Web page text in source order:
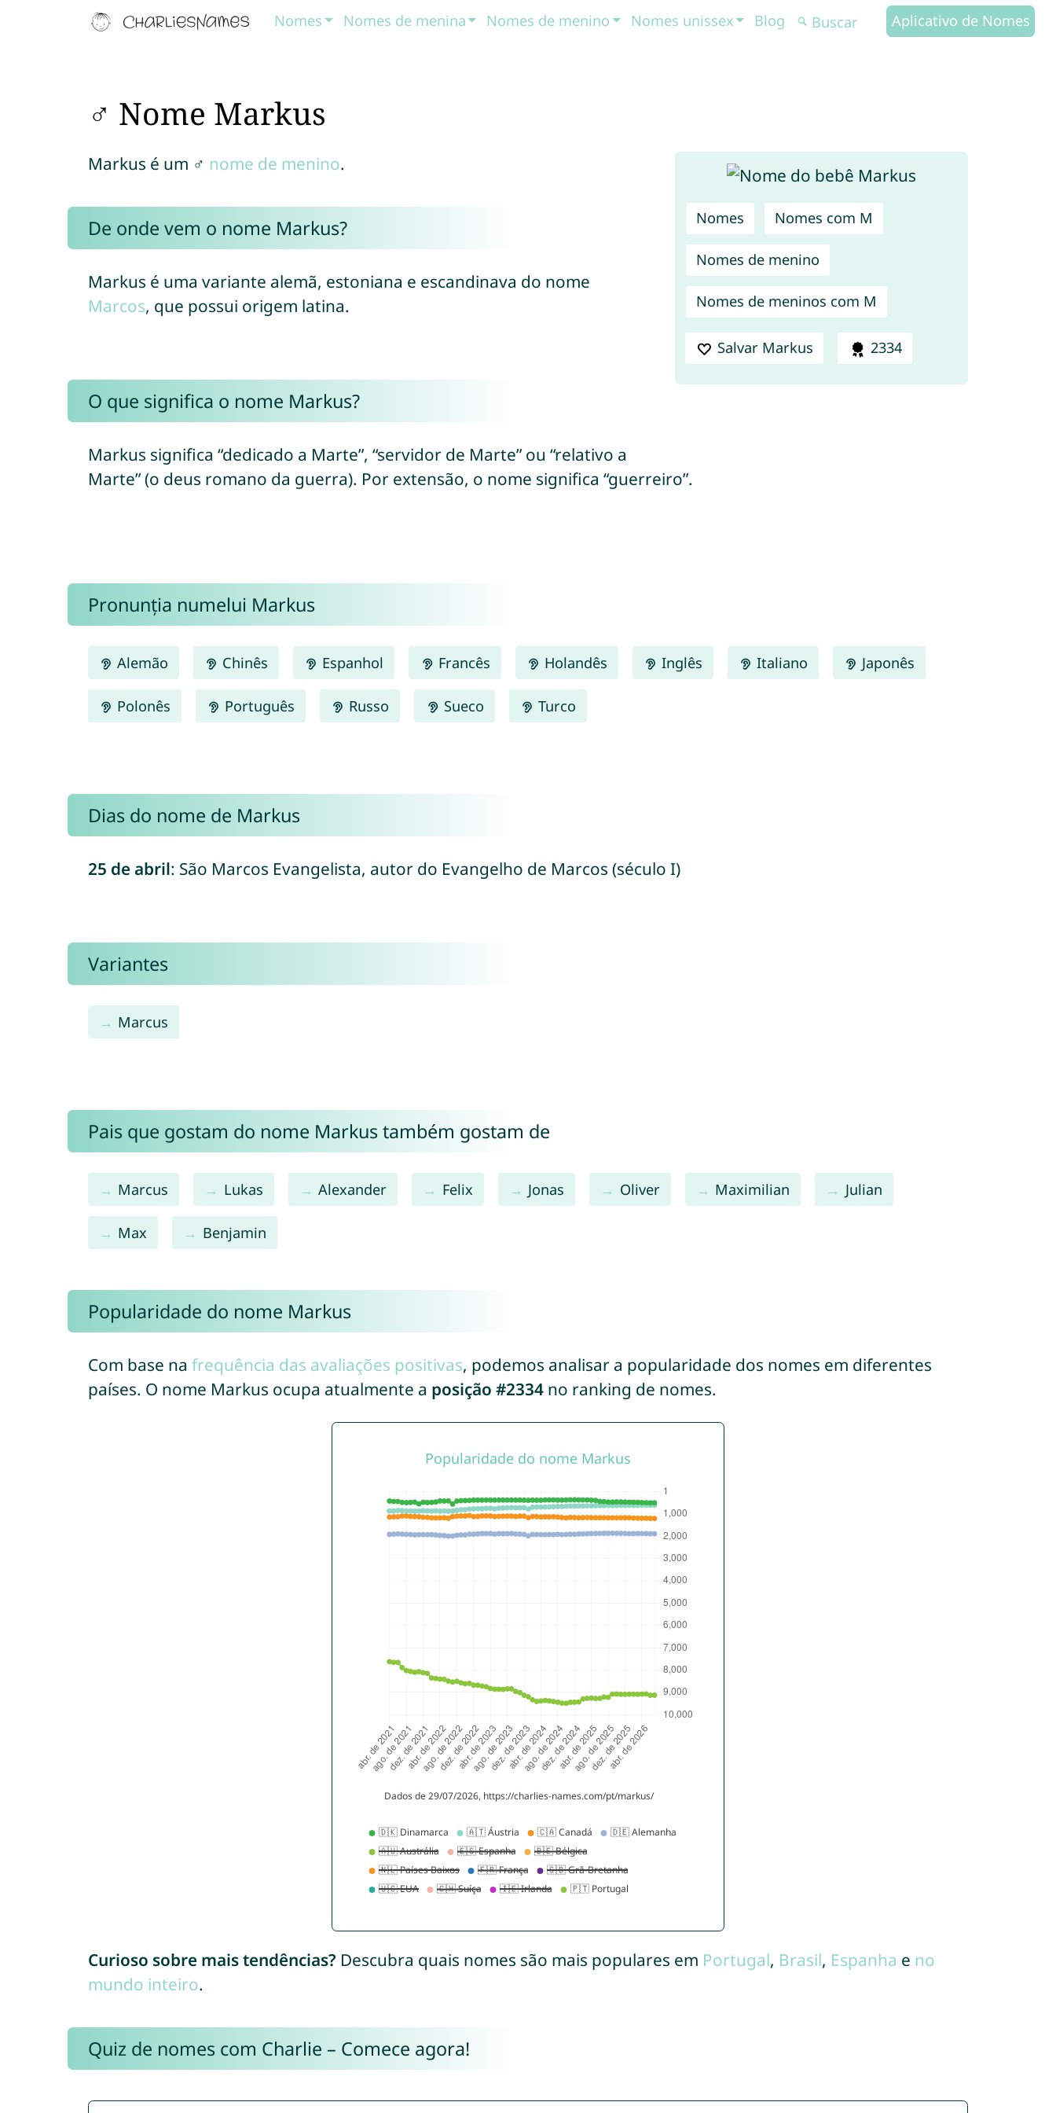
Nomes Nomes de menina Nomes de menino Nomes unissex Blog Aplicativo de Nomes
♂ Nome Markus
Nomes Nomes com M
Nomes de menino
Nomes de meninos com M
Salvar Markus 2334
Markus é um ♂ nome de menino.
De onde vem o nome Markus?
Markus é uma variante alemã, estoniana e escandinava do nome
Marcos, que possui origem latina.
O que significa o nome Markus?
Markus significa “dedicado a Marte”, “servidor de Marte” ou “relativo a
Marte” (o deus romano da guerra). Por extensão, o nome significa “guerreiro”.
Pronunția numelui Markus
Alemão Chinês Espanhol Francês Holandês Inglês Italiano Japonês
Polonês Português Russo Sueco Turco
Dias do nome de Markus
25 de abril: São Marcos Evangelista, autor do Evangelho de Marcos (século I)
Variantes
Marcus
Pais que gostam do nome Markus também gostam de
Marcus Lukas Alexander Felix Jonas Oliver Maximilian Julian
Max Benjamin
Popularidade do nome Markus
Com base na frequência das avaliações positivas, podemos analisar a popularidade dos nomes em diferentes
países. O nome Markus ocupa atualmente a posição #2334no ranking de nomes.
Curioso sobre mais tendências? Descubra quais nomes são mais populares em Portugal, Brasil, Espanha e no
mundo inteiro.
Quiz de nomes com Charlie – Comece agora!